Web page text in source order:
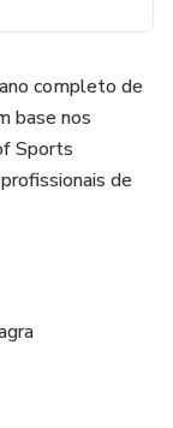
completo de
base nos
Sports
de